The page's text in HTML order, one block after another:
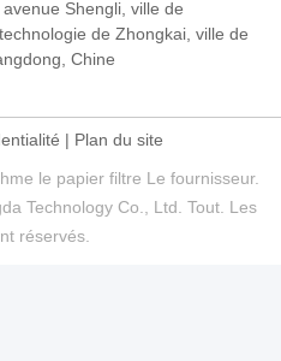
Shengli, ville de
de Zhongkai, ville de
Chine
| Plan du site
le papier filtre Le fournisseur.
Technology Co., Ltd. Tout. Les
réservés.